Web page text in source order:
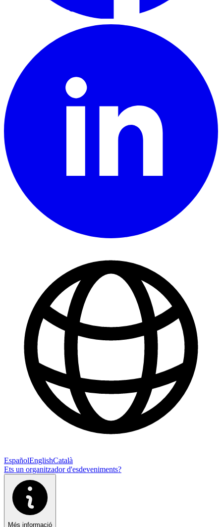
EspañolEnglishCatalà
Ets un organitzador d'esdeveniments?
Més informació